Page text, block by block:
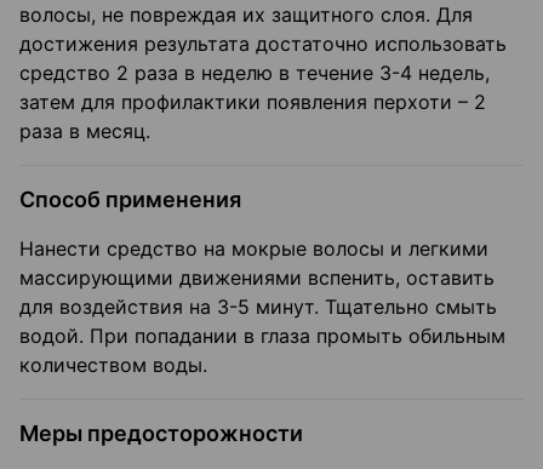
волосы, не повреждая их защитного слоя. Для
достижения результата достаточно использовать
средство 2 раза в неделю в течение 3-4 недель,
затем для профилактики появления перхоти – 2
раза в месяц.
Способ применения
Нанести средство на мокрые волосы и легкими
массирующими движениями вспенить, оставить
для воздействия на 3-5 минут. Тщательно смыть
водой. При попадании в глаза промыть обильным
количеством воды.
Меры предосторожности